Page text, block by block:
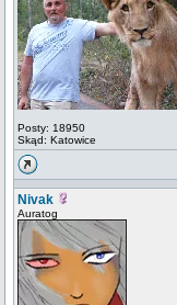
Posty: 18950
Skąd: Katowice
Nivak
Auratog